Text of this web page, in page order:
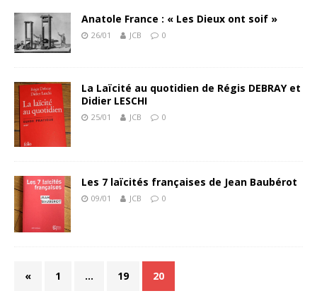
Anatole France : « Les Dieux ont soif »
26/01 JCB 0
La Laïcité au quotidien de Régis DEBRAY et
Didier LESCHI
25/01 JCB 0
Les 7 laïcités françaises de Jean Baubérot
09/01 JCB 0
« 1 … 19 20